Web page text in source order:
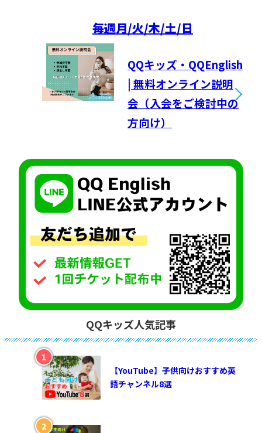
毎週月/火/木/土/日
QQキッズ・QQEnglish
| 無料オンライン説明
会（入会をご検討中の
方向け）
QQキッズ人気記事
【YouTube】子供向けおすすめ英
語チャンネル8選